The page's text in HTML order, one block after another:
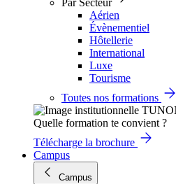
Par Secteur
Aérien
Évènementiel
Hôtellerie
International
Luxe
Tourisme
Toutes nos formations
Quelle formation te convient ?
Télécharge la brochure
Campus
Campus